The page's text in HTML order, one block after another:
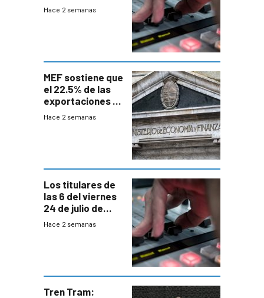
Hace 2 semanas
MEF sostiene que
el 22.5% de las
exportaciones a
EE.UU se verán
Hace 2 semanas
Los titulares de
las 6 del viernes
24 de julio de
2026
Hace 2 semanas
Tren Tram: